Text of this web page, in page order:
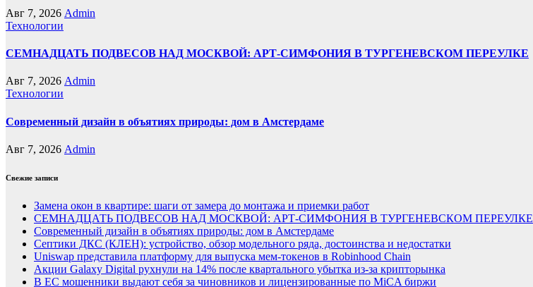
Авг 7, 2026 Admin
Технологии
СЕМНАДЦАТЬ ПОДВЕСОВ НАД МОСКВОЙ: АРТ-СИМФОНИЯ В ТУРГЕНЕВСКОМ ПЕРЕУЛКЕ
Авг 7, 2026 Admin
Технологии
Современный дизайн в объятиях природы: дом в Амстердаме
Авг 7, 2026 Admin
Свежие записи
Замена окон в квартире: шаги от замера до монтажа и приемки работ
СЕМНАДЦАТЬ ПОДВЕСОВ НАД МОСКВОЙ: АРТ-СИМФОНИЯ В ТУРГЕНЕВСКОМ ПЕРЕУЛКЕ
Современный дизайн в объятиях природы: дом в Амстердаме
Септики ДКС (КЛЕН): устройство, обзор модельного ряда, достоинства и недостатки
Uniswap представила платформу для выпуска мем-токенов в Robinhood Chain
Акции Galaxy Digital рухнули на 14% после квартального убытка из-за крипторынка
В ЕС мошенники выдают себя за чиновников и лицензированные по MiCA биржи